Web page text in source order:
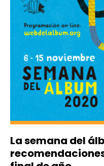
La semana del